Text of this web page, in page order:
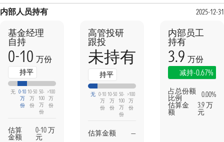
内部人员持有 2025-12-31
基金经理
自持
0-10 万份
持平
无 0-10
万
份
10-50
万
份
50-
100
万
份
>100
万
份
估算
金额
0-10 万
元
高管投研
跟投
未持有
持平
无 0-10
万
份
10-50
万
份
50-
100
万
份
>100
万
份
估算金额 —
内部员工
持有
3.9 万份
减持-0.67%
占总份额
比例
0.00%
估算金
额
3.9 万
元